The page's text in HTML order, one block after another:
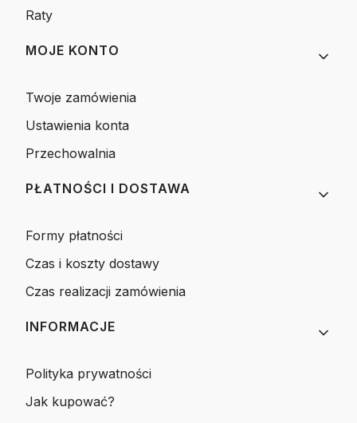
Raty
MOJE KONTO
Twoje zamówienia
Ustawienia konta
Przechowalnia
PŁATNOŚCI I DOSTAWA
Formy płatności
Czas i koszty dostawy
Czas realizacji zamówienia
INFORMACJE
Polityka prywatności
Jak kupować?